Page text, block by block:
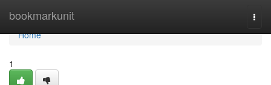
bookmarkunit
Home
Home
1